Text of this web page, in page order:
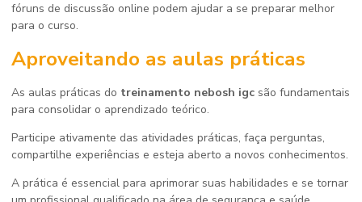
fóruns de discussão online podem ajudar a se preparar melhor
para o curso.
Aproveitando as aulas práticas
As aulas práticas do treinamento nebosh igc são fundamentais
para consolidar o aprendizado teórico.
Participe ativamente das atividades práticas, faça perguntas,
compartilhe experiências e esteja aberto a novos conhecimentos.
A prática é essencial para aprimorar suas habilidades e se tornar